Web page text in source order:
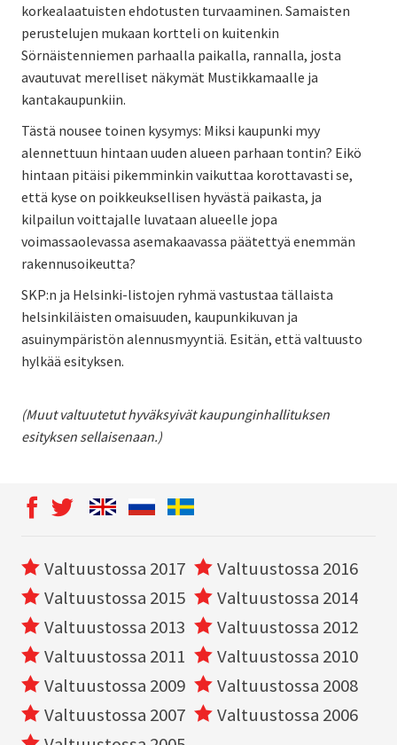
korkealaatuisten ehdotusten turvaaminen. Samaisten
perustelujen mukaan kortteli on kuitenkin
Sörnäistenniemen parhaalla paikalla, rannalla, josta
avautuvat merelliset näkymät Mustikkamaalle ja
kantakaupunkiin.
Tästä nousee toinen kysymys: Miksi kaupunki myy
alennettuun hintaan uuden alueen parhaan tontin? Eikö
hintaan pitäisi pikemminkin vaikuttaa korottavasti se,
että kyse on poikkeuksellisen hyvästä paikasta, ja
kilpailun voittajalle luvataan alueelle jopa
voimassaolevassa asemakaavassa päätettyä enemmän
rakennusoikeutta?
SKP:n ja Helsinki-listojen ryhmä vastustaa tällaista
helsinkiläisten omaisuuden, kaupunkikuvan ja
asuinympäristön alennusmyyntiä. Esitän, että valtuusto
hylkää esityksen.
(Muut valtuutetut hyväksyivät kaupunginhallituksen
esityksen sellaisenaan.)
Valtuustossa 2017
Valtuustossa 2016
Valtuustossa 2015
Valtuustossa 2014
Valtuustossa 2013
Valtuustossa 2012
Valtuustossa 2011
Valtuustossa 2010
Valtuustossa 2009
Valtuustossa 2008
Valtuustossa 2007
Valtuustossa 2006